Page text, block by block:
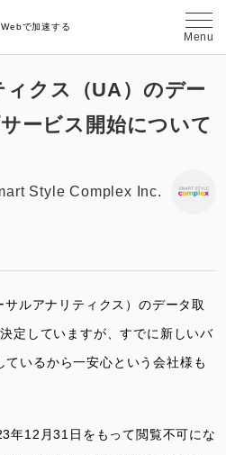
いたま市のWeb制作・コンテ
で加速する
Menu
クス（UA）のデー
ービス開始について
Style Complex Inc.
ルアナリティクス）のデータ取
定していますが、すでに新しいバ
いるから一安心という会社様も
年12月31日をもって閲覧不可にな